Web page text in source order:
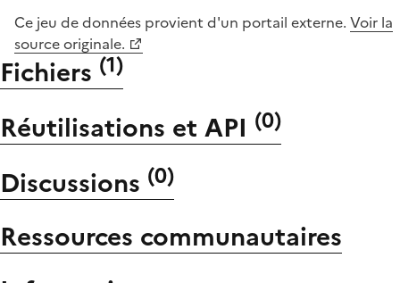
Ce jeu de données provient d'un portail externe. Voir la
source originale.
Fichiers (1)
Réutilisations et API (0)
Discussions (0)
Ressources communautaires